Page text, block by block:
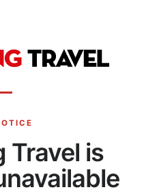
Travel is